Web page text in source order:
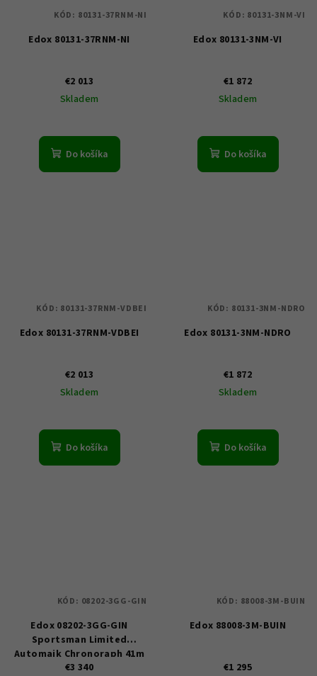
Edox 80131-37RNM-NI
€2 013
Skladem
Do košíka
KÓD: 80131-37RNM-NI
Edox 80131-3NM-VI
€1 872
Skladem
Do košíka
KÓD: 80131-3NM-VI
Edox 80131-37RNM-VDBEI
€2 013
Skladem
Do košíka
KÓD: 80131-37RNM-VDBEI
Edox 80131-3NM-NDRO
€1 872
Skladem
Do košíka
KÓD: 80131-3NM-NDRO
Edox 08202-3GG-GIN
Sportsman Limited
Automaik Chronoraph 41m
30ATM
€3 340
KÓD: 08202-3GG-GIN
Edox 88008-3M-BUIN
€1 295
KÓD: 88008-3M-BUIN